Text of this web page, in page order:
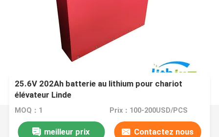
25.6V 202Ah batterie au lithium pour chariot
élévateur Linde
MOQ：1 Prix：100-200USD/PCS
meilleur prix Contactez nous